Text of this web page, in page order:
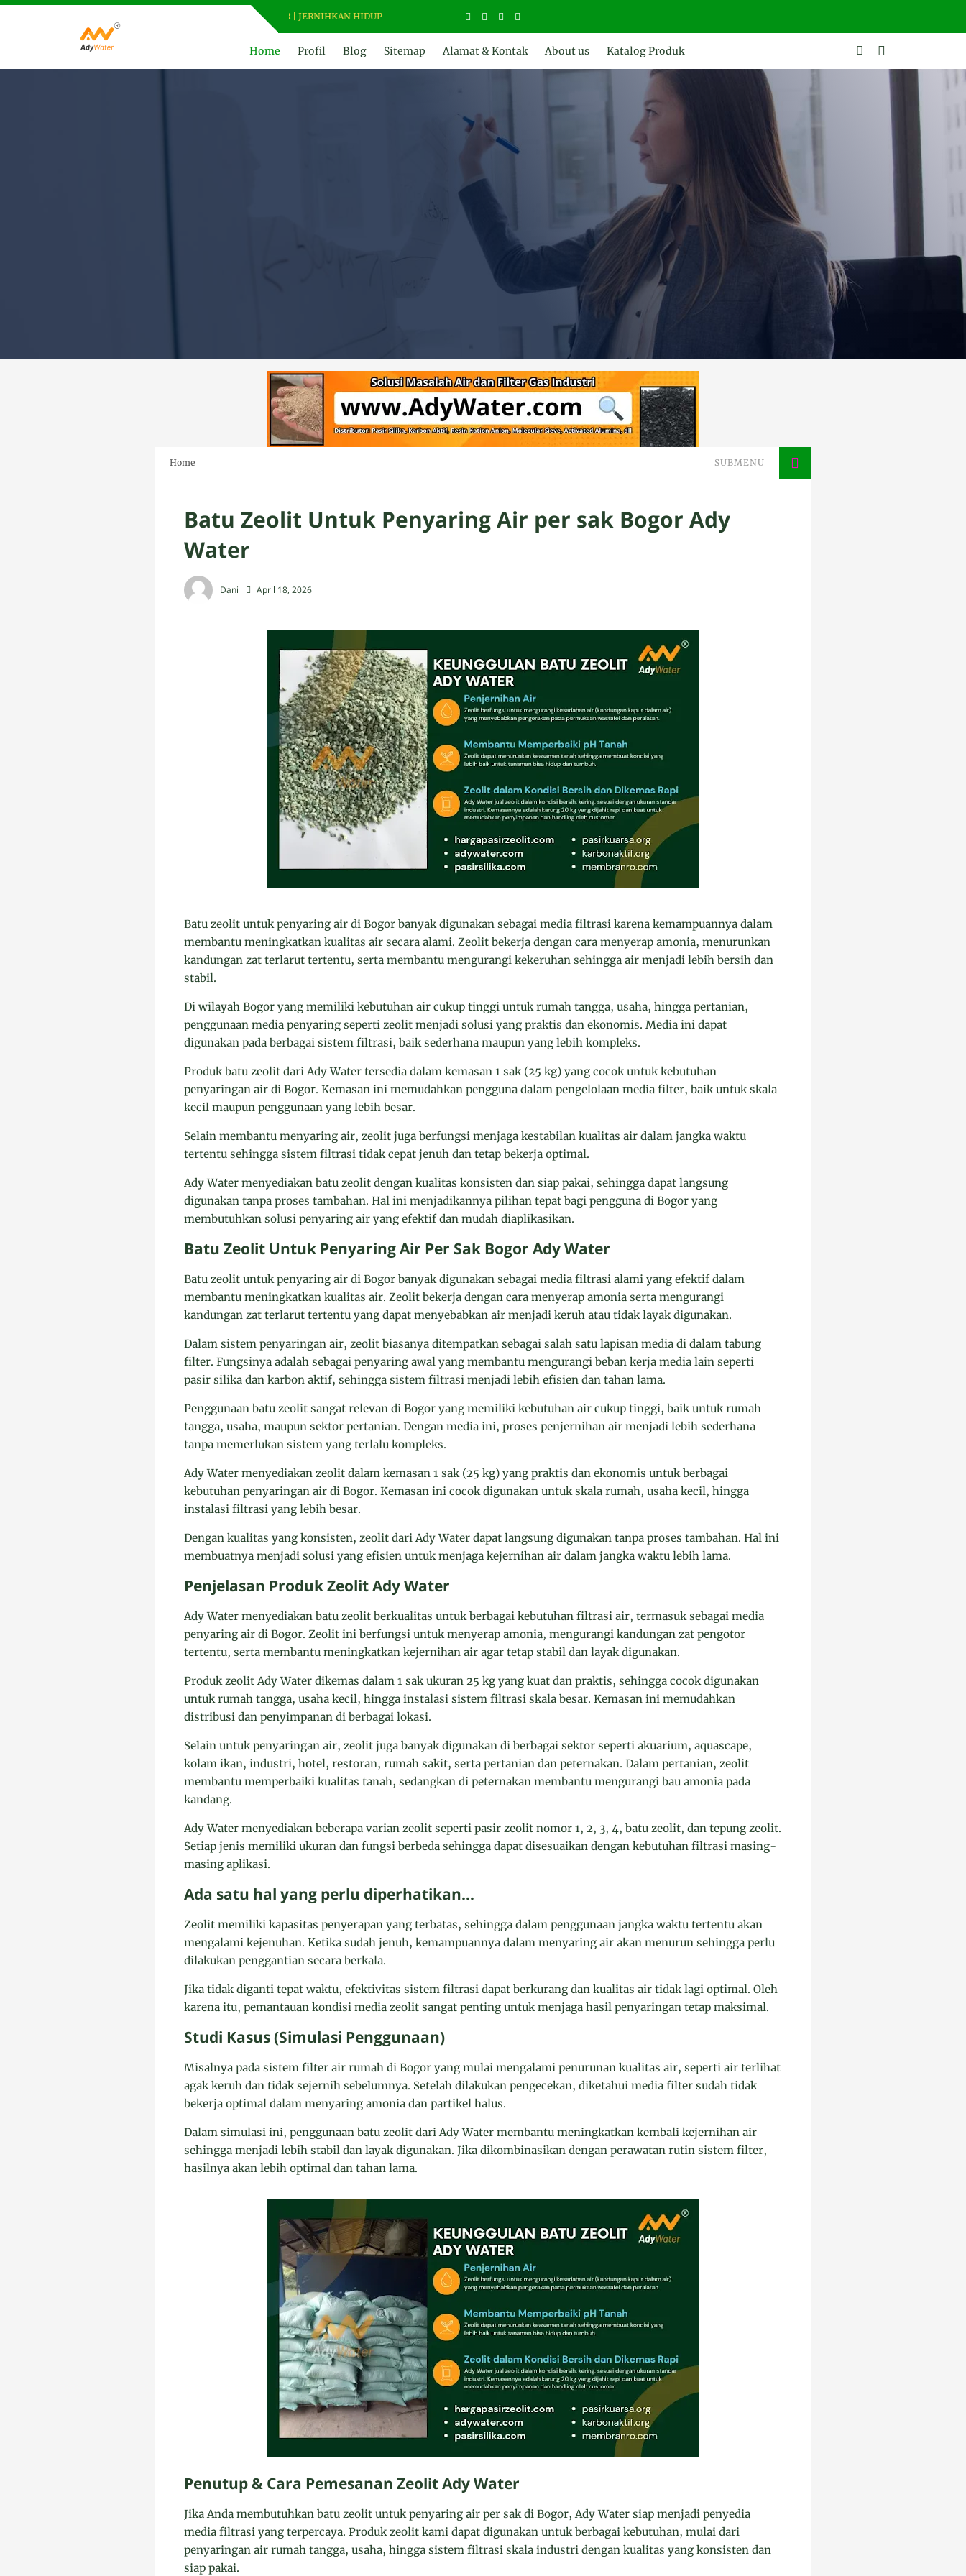
ADY WATER | JERNIHKAN HIDUP
Home Profil Blog Sitemap Alamat & Kontak About us Katalog Produk
Home SUBMENU
Batu Zeolit Untuk Penyaring Air per sak Bogor Ady
Water
Dani April 18, 2026
Batu zeolit untuk penyaring air di Bogor banyak digunakan sebagai media filtrasi karena kemampuannya dalam
membantu meningkatkan kualitas air secara alami. Zeolit bekerja dengan cara menyerap amonia, menurunkan
kandungan zat terlarut tertentu, serta membantu mengurangi kekeruhan sehingga air menjadi lebih bersih dan
stabil.
Di wilayah Bogor yang memiliki kebutuhan air cukup tinggi untuk rumah tangga, usaha, hingga pertanian,
penggunaan media penyaring seperti zeolit menjadi solusi yang praktis dan ekonomis. Media ini dapat
digunakan pada berbagai sistem filtrasi, baik sederhana maupun yang lebih kompleks.
Produk batu zeolit dari Ady Water tersedia dalam kemasan 1 sak (25 kg) yang cocok untuk kebutuhan
penyaringan air di Bogor. Kemasan ini memudahkan pengguna dalam pengelolaan media filter, baik untuk skala
kecil maupun penggunaan yang lebih besar.
Selain membantu menyaring air, zeolit juga berfungsi menjaga kestabilan kualitas air dalam jangka waktu
tertentu sehingga sistem filtrasi tidak cepat jenuh dan tetap bekerja optimal.
Ady Water menyediakan batu zeolit dengan kualitas konsisten dan siap pakai, sehingga dapat langsung
digunakan tanpa proses tambahan. Hal ini menjadikannya pilihan tepat bagi pengguna di Bogor yang
membutuhkan solusi penyaring air yang efektif dan mudah diaplikasikan.
Batu Zeolit Untuk Penyaring Air Per Sak Bogor Ady Water
Batu zeolit untuk penyaring air di Bogor banyak digunakan sebagai media filtrasi alami yang efektif dalam
membantu meningkatkan kualitas air. Zeolit bekerja dengan cara menyerap amonia serta mengurangi
kandungan zat terlarut tertentu yang dapat menyebabkan air menjadi keruh atau tidak layak digunakan.
Dalam sistem penyaringan air, zeolit biasanya ditempatkan sebagai salah satu lapisan media di dalam tabung
filter. Fungsinya adalah sebagai penyaring awal yang membantu mengurangi beban kerja media lain seperti
pasir silika dan karbon aktif, sehingga sistem filtrasi menjadi lebih efisien dan tahan lama.
Penggunaan batu zeolit sangat relevan di Bogor yang memiliki kebutuhan air cukup tinggi, baik untuk rumah
tangga, usaha, maupun sektor pertanian. Dengan media ini, proses penjernihan air menjadi lebih sederhana
tanpa memerlukan sistem yang terlalu kompleks.
Ady Water menyediakan zeolit dalam kemasan 1 sak (25 kg) yang praktis dan ekonomis untuk berbagai
kebutuhan penyaringan air di Bogor. Kemasan ini cocok digunakan untuk skala rumah, usaha kecil, hingga
instalasi filtrasi yang lebih besar.
Dengan kualitas yang konsisten, zeolit dari Ady Water dapat langsung digunakan tanpa proses tambahan. Hal ini
membuatnya menjadi solusi yang efisien untuk menjaga kejernihan air dalam jangka waktu lebih lama.
Penjelasan Produk Zeolit Ady Water
Ady Water menyediakan batu zeolit berkualitas untuk berbagai kebutuhan filtrasi air, termasuk sebagai media
penyaring air di Bogor. Zeolit ini berfungsi untuk menyerap amonia, mengurangi kandungan zat pengotor
tertentu, serta membantu meningkatkan kejernihan air agar tetap stabil dan layak digunakan.
Produk zeolit Ady Water dikemas dalam 1 sak ukuran 25 kg yang kuat dan praktis, sehingga cocok digunakan
untuk rumah tangga, usaha kecil, hingga instalasi sistem filtrasi skala besar. Kemasan ini memudahkan
distribusi dan penyimpanan di berbagai lokasi.
Selain untuk penyaringan air, zeolit juga banyak digunakan di berbagai sektor seperti akuarium, aquascape,
kolam ikan, industri, hotel, restoran, rumah sakit, serta pertanian dan peternakan. Dalam pertanian, zeolit
membantu memperbaiki kualitas tanah, sedangkan di peternakan membantu mengurangi bau amonia pada
kandang.
Ady Water menyediakan beberapa varian zeolit seperti pasir zeolit nomor 1, 2, 3, 4, batu zeolit, dan tepung zeolit.
Setiap jenis memiliki ukuran dan fungsi berbeda sehingga dapat disesuaikan dengan kebutuhan filtrasi masing-
masing aplikasi.
Ada satu hal yang perlu diperhatikan…
Zeolit memiliki kapasitas penyerapan yang terbatas, sehingga dalam penggunaan jangka waktu tertentu akan
mengalami kejenuhan. Ketika sudah jenuh, kemampuannya dalam menyaring air akan menurun sehingga perlu
dilakukan penggantian secara berkala.
Jika tidak diganti tepat waktu, efektivitas sistem filtrasi dapat berkurang dan kualitas air tidak lagi optimal. Oleh
karena itu, pemantauan kondisi media zeolit sangat penting untuk menjaga hasil penyaringan tetap maksimal.
Studi Kasus (Simulasi Penggunaan)
Misalnya pada sistem filter air rumah di Bogor yang mulai mengalami penurunan kualitas air, seperti air terlihat
agak keruh dan tidak sejernih sebelumnya. Setelah dilakukan pengecekan, diketahui media filter sudah tidak
bekerja optimal dalam menyaring amonia dan partikel halus.
Dalam simulasi ini, penggunaan batu zeolit dari Ady Water membantu meningkatkan kembali kejernihan air
sehingga menjadi lebih stabil dan layak digunakan. Jika dikombinasikan dengan perawatan rutin sistem filter,
hasilnya akan lebih optimal dan tahan lama.
Penutup & Cara Pemesanan Zeolit Ady Water
Jika Anda membutuhkan batu zeolit untuk penyaring air per sak di Bogor, Ady Water siap menjadi penyedia
media filtrasi yang terpercaya. Produk zeolit kami dapat digunakan untuk berbagai kebutuhan, mulai dari
penyaringan air rumah tangga, usaha, hingga sistem filtrasi skala industri dengan kualitas yang konsisten dan
siap pakai.